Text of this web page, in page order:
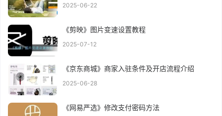
2025-06-22
《剪映》图片变速设置教程
2025-07-12
《京东商城》商家入驻条件及开店流程介绍
2025-06-28
《网易严选》修改支付密码方法